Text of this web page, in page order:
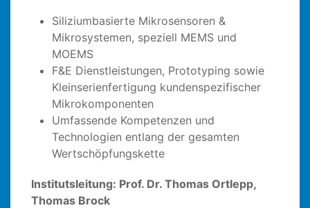
Siliziumbasierte Mikrosensoren &
Mikrosystemen, speziell MEMS und
MOEMS
F&E Dienstleistungen, Prototyping sowie
Kleinserienfertigung kundenspezifischer
Mikrokomponenten
Umfassende Kompetenzen und
Technologien entlang der gesamten
Wertschöpfungskette
Institutsleitung: Prof. Dr. Thomas Ortlepp,
Thomas Brock